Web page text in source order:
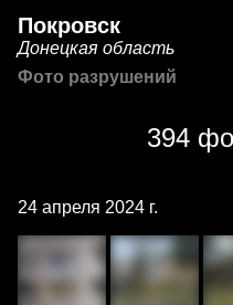
Покровск
Донецкая область
Фото разрушений
394
24 апреля 2024 г.